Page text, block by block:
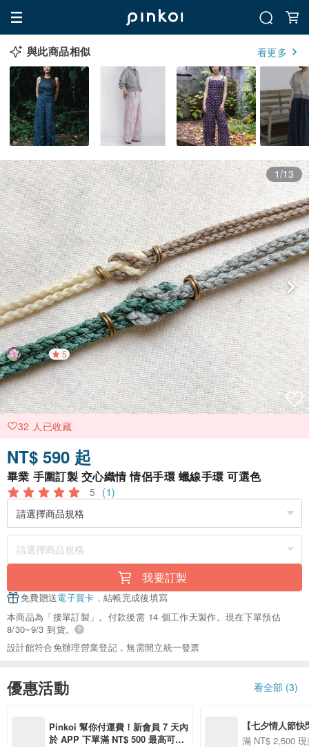
與此商品相似 看更多
1/13
5
32 人已收藏
NT$ 590 起
畢業 手圍訂製 交心織情 情侶手環 蠟線手環 可選色
5 (1)
我要訂製
免費贈送電子賀卡 ，結帳完成後填寫
本商品為「接單訂製」。付款後需 14 個工作天製作。現在下單預估
8/30~9/3 到貨。
設計館符合免辦理營業登記，無需開立統一發票
優惠活動 看全部 (3)
Pinkoi 幫你付運費！新會員 7 天內
於 APP 下單滿 NT$ 500 最高可折
【七夕情人節
用 APP 購買任
滿 NT$ 2,500